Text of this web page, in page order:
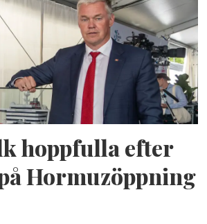
hoppfulla efter
Hormuzöppning